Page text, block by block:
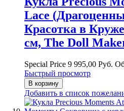
Lace
Красотка в
см, The Doll
Special Price 9 995,00 Руб.
Быстрый просмотр
В корзину
Добавить в список